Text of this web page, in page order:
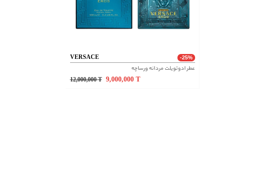
VERSACE -25%
عطر ادوتویلت مردانه ورساچه
12,000,000T 9,000,000 T